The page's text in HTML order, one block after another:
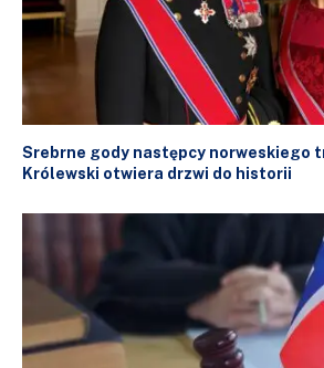
Srebrne gody następcy norweskiego
Królewski otwiera drzwi do historii